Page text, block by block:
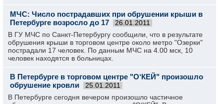
МЧС: Число пострадавших при обрушении крыши в
Петербурге возросло до 17
26.01.2011
В ГУ МЧС по Санкт-Петербургу сообщили, что в результате
обрушения крыши в торговом центре около метро "Озерки"
пострадали 17 человек. По данным МЧС на 4.00 мск, 10
человек находятся в больницах.
В Петербурге в торговом центре "О‘КЕЙ" произошло
обрушение кровли
25.01.2011
В Петербурге сегодня вечером произошло частичное